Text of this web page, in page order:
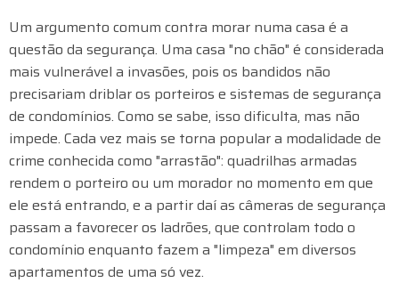
Um argumento comum contra morar numa casa é a
questão da segurança. Uma casa "no chão" é considerada
mais vulnerável a invasões, pois os bandidos não
precisariam driblar os porteiros e sistemas de segurança
de condomínios. Como se sabe, isso dificulta, mas não
impede. Cada vez mais se torna popular a modalidade de
crime conhecida como "arrastão": quadrilhas armadas
rendem o porteiro ou um morador no momento em que
ele está entrando, e a partir daí as câmeras de segurança
passam a favorecer os ladrões, que controlam todo o
condomínio enquanto fazem a "limpeza" em diversos
apartamentos de uma só vez.